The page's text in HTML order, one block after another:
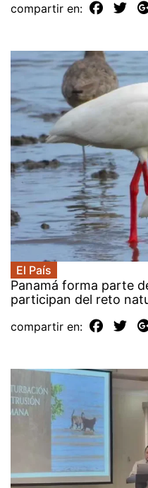
compartir en:
El País
Panamá forma parte
participan del reto
compartir en: